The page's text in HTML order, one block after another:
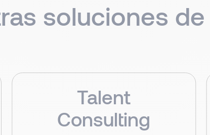
soluciones
Talent
Consulting